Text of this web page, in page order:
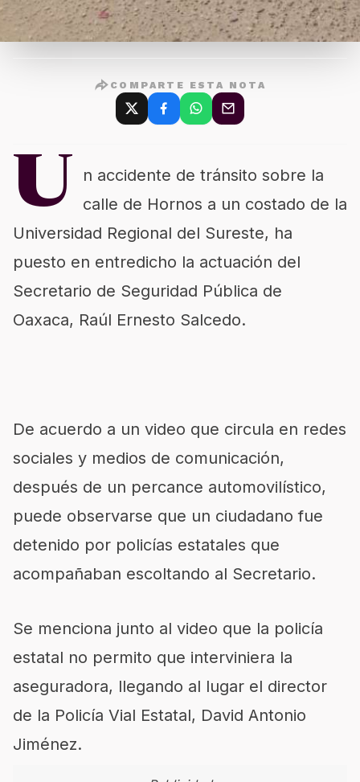
COMPARTE ESTA NOTA
U
n accidente de tránsito sobre la
calle de Hornos a un costado de la
Universidad Regional del Sureste, ha
puesto en entredicho la actuación del
Secretario de Seguridad Pública de
Oaxaca, Raúl Ernesto Salcedo.
De acuerdo a un video que circula en redes
sociales y medios de comunicación,
después de un percance automovilístico,
puede observarse que un ciudadano fue
detenido por policías estatales que
acompañaban escoltando al Secretario.
Se menciona junto al video que la policía
estatal no permito que interviniera la
aseguradora, llegando al lugar el director
de la Policía Vial Estatal, David Antonio
Jiménez.